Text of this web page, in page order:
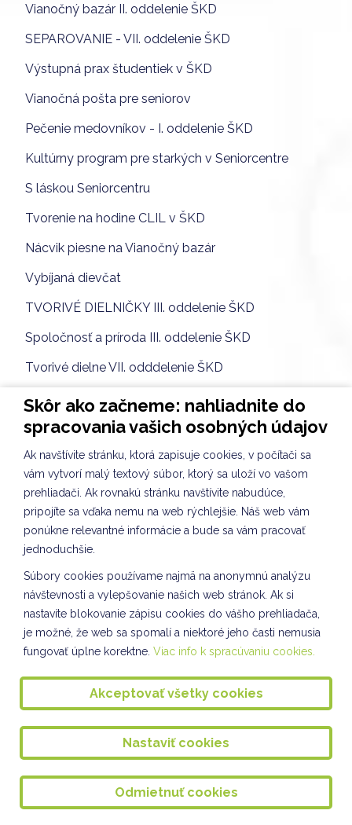
Vianočný bazár II. oddelenie ŠKD
SEPAROVANIE - VII. oddelenie ŠKD
Výstupná prax študentiek v ŠKD
Vianočná pošta pre seniorov
Pečenie medovníkov - I. oddelenie ŠKD
Kultúrny program pre starkých v Seniorcentre
S láskou Seniorcentru
Tvorenie na hodine CLIL v ŠKD
Nácvik piesne na Vianočný bazár
Vybíjaná dievčat
TVORIVÉ DIELNIČKY III. oddelenie ŠKD
Spoločnosť a príroda III. oddelenie ŠKD
Tvorivé dielne VII. odddelenie ŠKD
KULIŠKIÁDA - NOVEMBER
Slávnostné rozsvietenie stromčeka 2024
Tvorba kostýmov VII. oddelenie ŠKD
Príprava adventu na škole
Spoločnosť a príroda II. oddelenie ŠKD
Svetový deň pozdravov VIII. oddelenie ŠKD
Vianočné tvorenie VII. oddelenie ŠKD
Kuliškáčik číta deťom I. oddelenie ŠKD
Kuliškáčik číta deťom II. oddelenie ŠKD
Knižničné pexeso - V. a VII. oddelenie ŠKD
Kuliškáčik číta deťom VIII. oddelenie ŠKD
Vianočné pozdravy VIII. oddelenie ŠKD
Vianočné ozdoby VIII. oddelenie ŠKD
Skôr ako začneme: nahliadnite do
spracovania vašich osobných údajov
Ak navštívite stránku, ktorá zapisuje cookies, v počítači sa
vám vytvorí malý textový súbor, ktorý sa uloží vo vašom
prehliadači. Ak rovnakú stránku navštívite nabudúce,
pripojíte sa vďaka nemu na web rýchlejšie. Náš web vám
ponúkne relevantné informácie a bude sa vám pracovať
jednoduchšie.
Súbory cookies používame najmä na anonymnú analýzu
návštevnosti a vylepšovanie našich web stránok. Ak si
nastavíte blokovanie zápisu cookies do vášho prehliadača,
je možné, že web sa spomalí a niektoré jeho časti nemusia
fungovať úplne korektne. Viac info k spracúvaniu cookies.
Akceptovať všetky cookies
Nastaviť cookies
Odmietnuť cookies